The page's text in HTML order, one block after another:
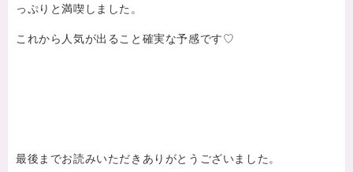
っぷりと満喫しました。
これから人気が出ること確実な予感です♡
最後までお読みいただきありがとうございました。